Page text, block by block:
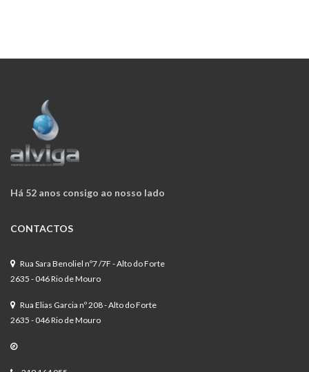
Há 52 anos consigo ao nosso lado
CONTACTOS
Rua Sara Benoliel nº7 /7F - Alto do Forte
2635 - 046 Rio de Mouro
Rua Elias Garcia nº 208 - Alto do Forte
2635 - 046 Rio de Mouro